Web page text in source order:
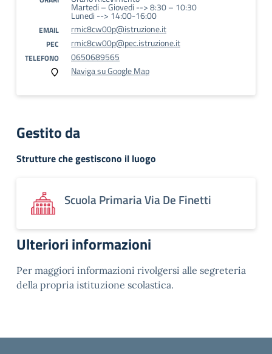
Martedi – Giovedi --> 8:30 – 10:30
Lunedi --> 14:00-16:00
EMAIL rmic8cw00p@istruzione.it
PEC rmic8cw00p@pec.istruzione.it
TELEFONO
0650689565
Naviga su Google Map
Gestito da
Strutture che gestiscono il luogo
Scuola Primaria Via De Finetti
Ulteriori informazioni
Per maggiori informazioni rivolgersi alle segreteria
della propria istituzione scolastica.